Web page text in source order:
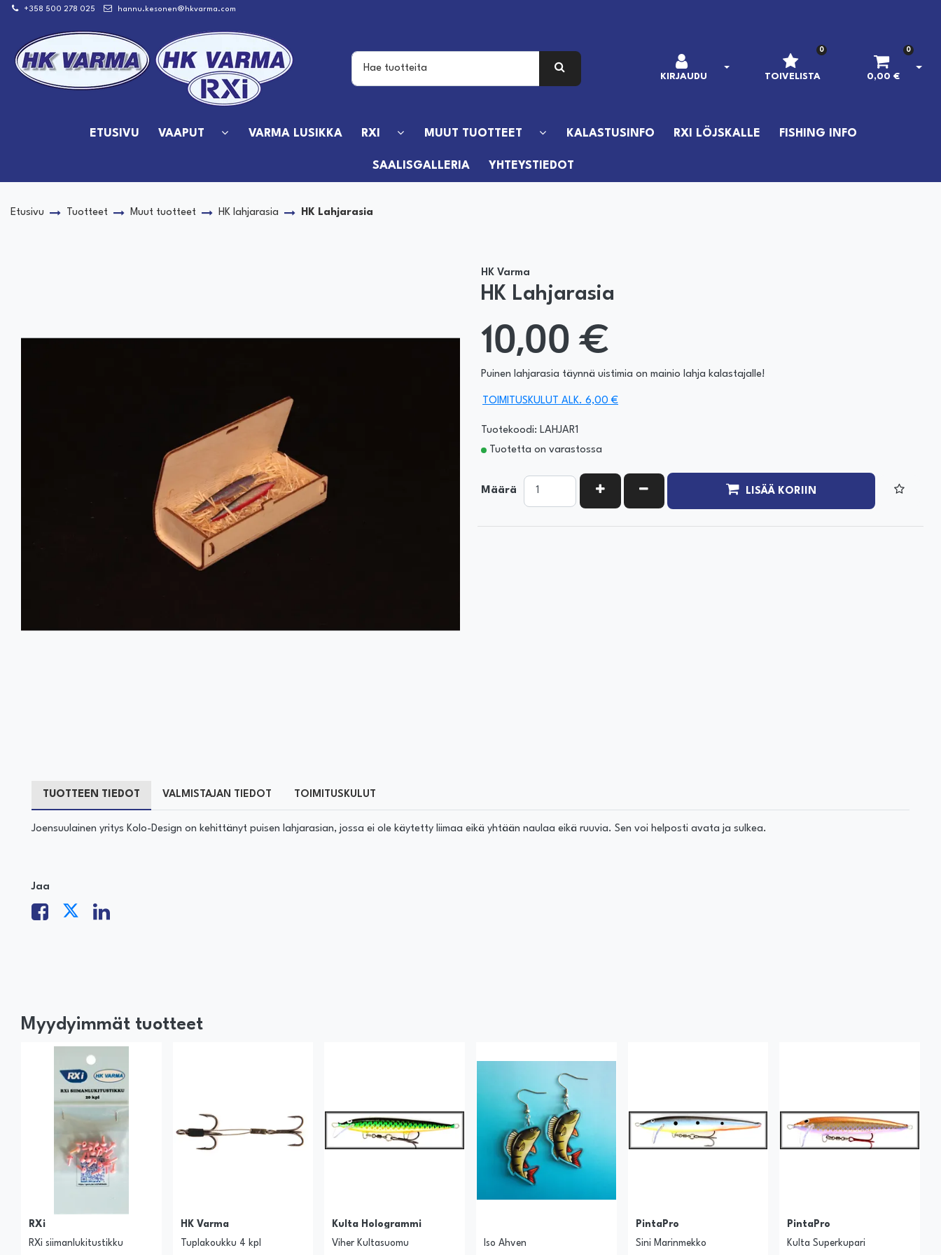
Siirry pääsisältöön
+358 500 278 025 hannu.kesonen@hkvarma.com
KIRJAUDU
AVAA KIRJAUTUMINEN
TOIVELISTA
0 0
0,00 €
ETUSIVU VAAPUT VARMA LUSIKKA RXI MUUT TUOTTEET KALASTUSINFO RXI LÖJSKALLE FISHING INFO
SAALISGALLERIA YHTEYSTIEDOT
Etusivu Tuotteet Muut tuotteet HK lahjarasia HK Lahjarasia
HK Varma
HK Lahjarasia
10,00 €
Puinen lahjarasia täynnä uistimia on mainio lahja kalastajalle!
TOIMITUSKULUT ALK. 6,00 €
Tuotekoodi: LAHJAR1
Tuotetta on varastossa
Määrä KASVATA MÄÄRÄÄ
VÄHENNÄ MÄÄRÄÄ LISÄÄ KORIIN
TUOTTEEN TIEDOT VALMISTAJAN TIEDOT TOIMITUSKULUT
Joensuulainen yritys Kolo-Design on kehittänyt puisen lahjarasian, jossa ei ole käytetty liimaa eikä yhtään naulaa eikä ruuvia. Sen voi helposti avata ja sulkea.
Jaa
Myydyimmät tuotteet
RXi
RXi siimanlukitustikku
HK Varma
Tuplakoukku 4 kpl
Kulta Hologrammi
Viher Kultasuomu
Iso Ahven
PintaPro
Sini Marinmekko
PintaPro
Kulta Superkupari